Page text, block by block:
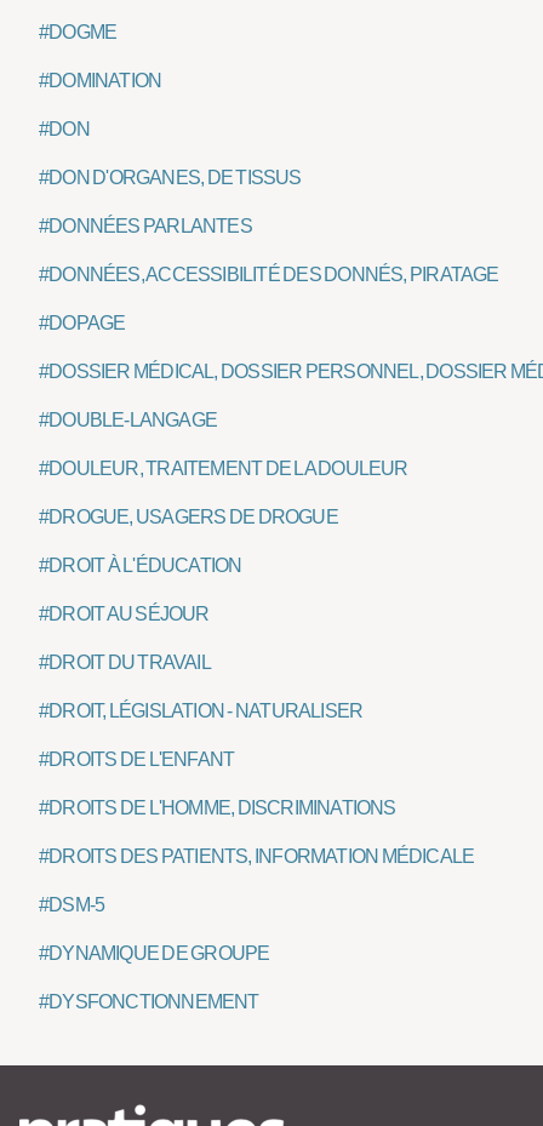
#DOGME
#DOMINATION
#DON
#DON D'ORGANES, DE TISSUS
#DONNÉES PARLANTES
#DONNÉES, ACCESSIBILITÉ DES DONNÉS, PIRATAGE
#DOPAGE
#DOSSIER MÉDICAL, DOSSIER PERSONNEL, DOSSIER
#DOUBLE-LANGAGE
#DOULEUR, TRAITEMENT DE LA DOULEUR
#DROGUE, USAGERS DE DROGUE
#DROIT À L'ÉDUCATION
#DROIT AU SÉJOUR
#DROIT DU TRAVAIL
#DROIT, LÉGISLATION - NATURALISER
#DROITS DE L'ENFANT
#DROITS DE L'HOMME, DISCRIMINATIONS
#DROITS DES PATIENTS, INFORMATION MÉDICALE
#DSM-5
#DYNAMIQUE DE GROUPE
#DYSFONCTIONNEMENT